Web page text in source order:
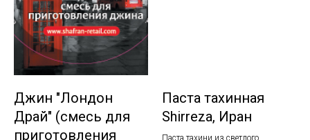
Джин "Лондон
Драй" (смесь для
приготовления
Паста тахинная
Shirreza, Иран
Паста тахини из светлого